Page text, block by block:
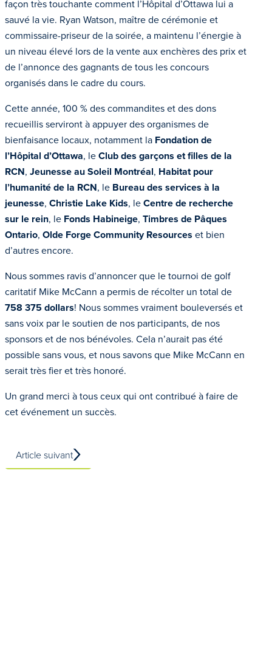
façon très touchante comment l’Hôpital d’Ottawa lui a
sauvé la vie. Ryan Watson, maître de cérémonie et
commissaire-priseur de la soirée, a maintenu l’énergie à
un niveau élevé lors de la vente aux enchères des prix et
de l’annonce des gagnants de tous les concours
organisés dans le cadre du cours.
Cette année, 100 % des commandites et des dons
recueillis serviront à appuyer des organismes de
bienfaisance locaux, notamment la Fondation de
l’Hôpital d’Ottawa, leClub des garçons et filles de la
RCN, Jeunesse au Soleil Montréal, Habitat pour
l’humanité de la RCN, le Bureau des services à la
jeunesse, Christie Lake Kids, leCentre de recherche
sur le rein, le Fonds Habineige, Timbres de Pâques
Ontario, Olde Forge Community Resources et bien
d’autres encore.
Nous sommes ravis d’annoncer que le tournoi de golf
caritatif Mike McCann a permis de récolter un total de
758 375 dollars! Nous sommes vraiment bouleversés et
sans voix par le soutien de nos participants, de nos
sponsors et de nos bénévoles. Cela n’aurait pas été
possible sans vous, et nous savons que Mike McCann en
serait très fier et très honoré.
Un grand merci à tous ceux qui ont contribué à faire de
cet événement un succès.
Article suivant